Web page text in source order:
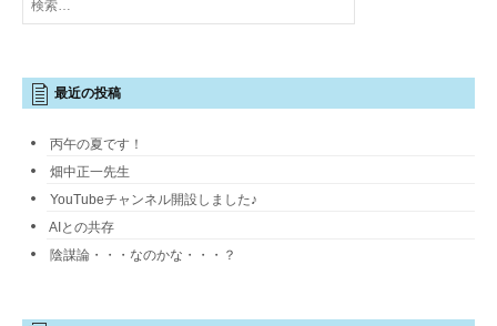
索:
最近の投稿
丙午の夏です！
畑中正一先生
YouTubeチャンネル開設しました♪
AIとの共存
陰謀論・・・なのかな・・・？